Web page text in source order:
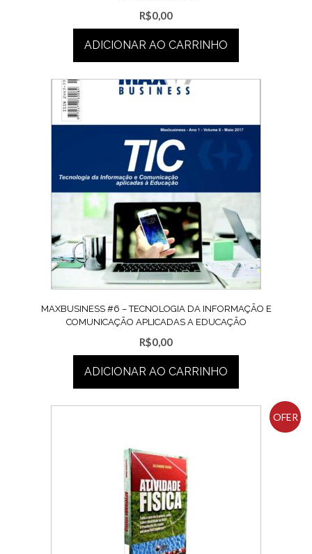
R$0,00
ADICIONAR AO CARRINHO
MAXBUSINESS #6 – TECNOLOGIA DA INFORMAÇÃO E
COMUNICAÇÃO APLICADAS A EDUCAÇÃO
R$0,00
ADICIONAR AO CARRINHO
OFER